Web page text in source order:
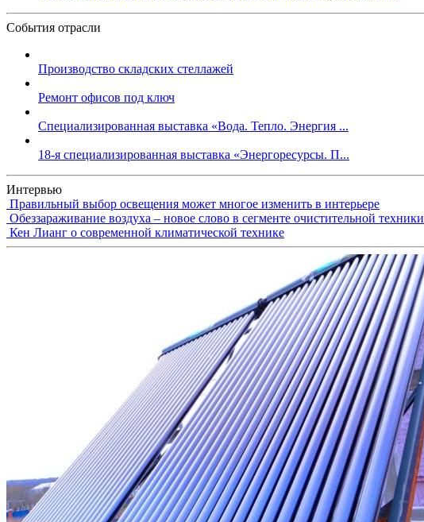
События отрасли
Производство складских стеллажей
Ремонт офисов под ключ
Специализированная выставка «Вода. Тепло. Энергия ...
18-я специализированная выставка «Энергоресурсы. П...
Интервью
Правильный выбор освещения может многое изменить в интерьере
Обеззараживание воздуха – новое слово в сегменте очистительной техники
Кен Лианг о современной климатической технике